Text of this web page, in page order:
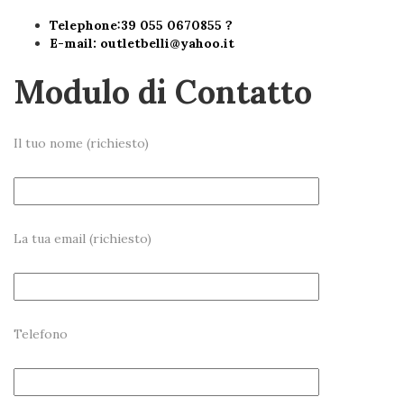
Telephone:39 055 0670855 ?
E-mail: outletbelli@yahoo.it
Modulo di Contatto
Il tuo nome (richiesto)
La tua email (richiesto)
Telefono